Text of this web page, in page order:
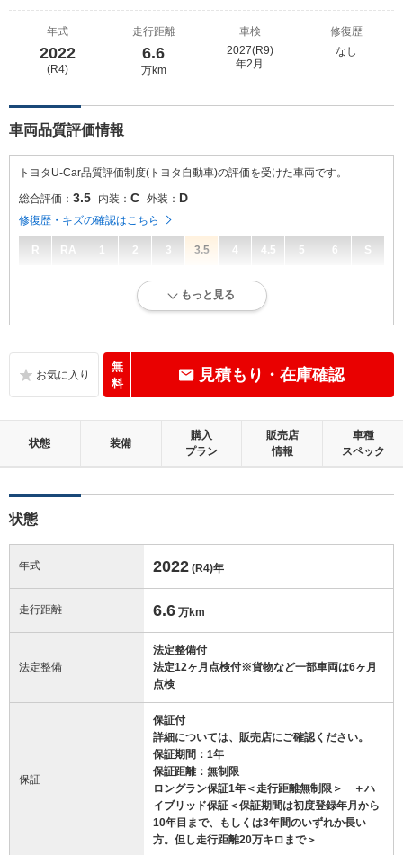
年式
2022
(R4)
走行距離
6.6
万km
車検
2027(R9)
年2月
修復歴
なし
車両品質評価情報
トヨタU-Car品質評価制度(トヨタ自動車)の評価を受けた車両です。
総合評価： 3.5 内装： C 外装： D
修復歴・キズの確認はこちら
R RA 1 2 3 3.5 4 4.5 5 6 S
キズ、へこみは若干ありますが、比較的良好な状態です。
標準的に使用されていて、気になる使用感やいたみが若干あります。
この中古車の「車両品質評価書」を見る
もっと見る
無
料
見積もり・在庫確認
状態 装備
購入
プラン
販売店
情報
車種
スペック
状態
年式 2022 (R4)年
走行距離 6.6 万km
法定整備
法定整備付
法定12ヶ月点検付※貨物など一部車両は6ヶ月
点検
保証
保証付
詳細については、販売店にご確認ください。
保証期間：1年
保証距離：無制限
ロングラン保証1年＜走行距離無制限＞ ＋ハ
イブリッド保証＜保証期間は初度登録年月から
10年目まで、もしくは3年間のいずれか長い
方。但し走行距離20万キロまで＞